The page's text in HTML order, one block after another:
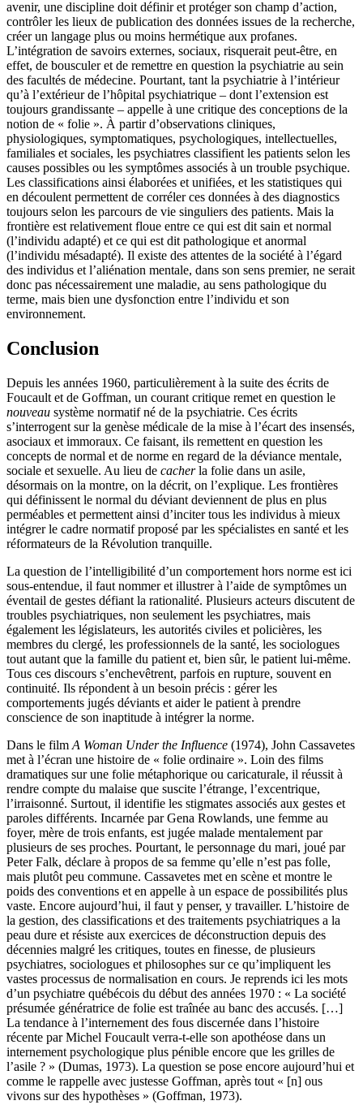
avenir, une discipline doit définir et protéger son champ d’action,
contrôler les lieux de publication des données issues de la recherche,
créer un langage plus ou moins hermétique aux profanes.
L’intégration de savoirs externes, sociaux, risquerait peut-être, en
effet, de bousculer et de remettre en question la psychiatrie au sein
des facultés de médecine. Pourtant, tant la psychiatrie à l’intérieur
qu’à l’extérieur de l’hôpital psychiatrique – dont l’extension est
toujours grandissante – appelle à une critique des conceptions de la
notion de « folie ». À partir d’observations cliniques,
physiologiques, symptomatiques, psychologiques, intellectuelles,
familiales et sociales, les psychiatres classifient les patients selon les
causes possibles ou les symptômes associés à un trouble psychique.
Les classifications ainsi élaborées et unifiées, et les statistiques qui
en découlent permettent de corréler ces données à des diagnostics
toujours selon les parcours de vie singuliers des patients. Mais la
frontière est relativement floue entre ce qui est dit sain et normal
(l’individu adapté) et ce qui est dit pathologique et anormal
(l’individu mésadapté). Il existe des attentes de la société à l’égard
des individus et l’aliénation mentale, dans son sens premier, ne serait
donc pas nécessairement une maladie, au sens pathologique du
terme, mais bien une dysfonction entre l’individu et son
environnement.
Conclusion
Depuis les années 1960, particulièrement à la suite des écrits de
Foucault et de Goffman, un courant critique remet en question le
nouveau système normatif né de la psychiatrie. Ces écrits
s’interrogent sur la genèse médicale de la mise à l’écart des insensés,
asociaux et immoraux. Ce faisant, ils remettent en question les
concepts de normal et de norme en regard de la déviance mentale,
sociale et sexuelle. Au lieu de cacherla folie dans un asile,
désormais on la montre, on la décrit, on l’explique. Les frontières
qui définissent le normal du déviant deviennent de plus en plus
perméables et permettent ainsi d’inciter tous les individus à mieux
intégrer le cadre normatif proposé par les spécialistes en santé et les
réformateurs de la Révolution tranquille.
La question de l’intelligibilité d’un comportement hors norme est ici
sous-entendue, il faut nommer et illustrer à l’aide de symptômes un
éventail de gestes défiant la rationalité. Plusieurs acteurs discutent de
troubles psychiatriques, non seulement les psychiatres, mais
également les législateurs, les autorités civiles et policières, les
membres du clergé, les professionnels de la santé, les sociologues
tout autant que la famille du patient et, bien sûr, le patient lui-même.
Tous ces discours s’enchevêtrent, parfois en rupture, souvent en
continuité. Ils répondent à un besoin précis : gérer les
comportements jugés déviants et aider le patient à prendre
conscience de son inaptitude à intégrer la norme.
Dans le film A Woman Under the Influence (1974), John Cassavetes
met à l’écran une histoire de « folie ordinaire ». Loin des films
dramatiques sur une folie métaphorique ou caricaturale, il réussit à
rendre compte du malaise que suscite l’étrange, l’excentrique,
l’irraisonné. Surtout, il identifie les stigmates associés aux gestes et
paroles différents. Incarnée par Gena Rowlands, une femme au
foyer, mère de trois enfants, est jugée malade mentalement par
plusieurs de ses proches. Pourtant, le personnage du mari, joué par
Peter Falk, déclare à propos de sa femme qu’elle n’est pas folle,
mais plutôt peu commune. Cassavetes met en scène et montre le
poids des conventions et en appelle à un espace de possibilités plus
vaste. Encore aujourd’hui, il faut y penser, y travailler. L’histoire de
la gestion, des classifications et des traitements psychiatriques a la
peau dure et résiste aux exercices de déconstruction depuis des
décennies malgré les critiques, toutes en finesse, de plusieurs
psychiatres, sociologues et philosophes sur ce qu’impliquent les
vastes processus de normalisation en cours. Je reprends ici les mots
d’un psychiatre québécois du début des années 1970 : « La société
présumée génératrice de folie est traînée au banc des accusés. […]
La tendance à l’internement des fous discernée dans l’histoire
récente par Michel Foucault verra-t-elle son apothéose dans un
internement psychologique plus pénible encore que les grilles de
l’asile ? » (Dumas, 1973). La question se pose encore aujourd’hui et
comme le rappelle avec justesse Goffman, après tout « [n] ous
vivons sur des hypothèses » (Goffman, 1973).